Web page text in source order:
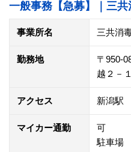
一般事務【急募】｜三
事業所名 三共消
勤務地
〒950-
越２－
アクセス 新潟駅
マイカー通勤
可
駐車場